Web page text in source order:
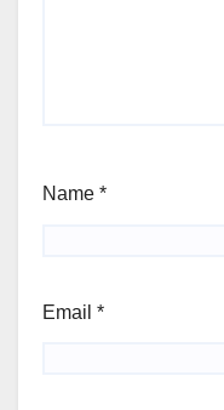
Name *
Email *